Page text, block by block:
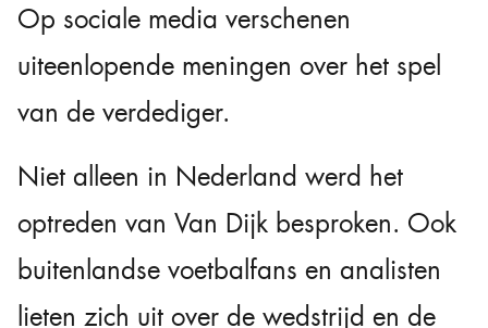
Op sociale media verschenen
uiteenlopende meningen over het spel
van de verdediger.
Niet alleen in Nederland werd het
optreden van Van Dijk besproken. Ook
buitenlandse voetbalfans en analisten
lieten zich uit over de wedstrijd en de